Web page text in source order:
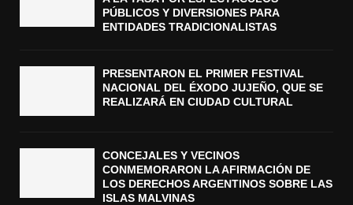
PÚBLICOS Y DIVERSIONES PARA
ENTIDADES TRADICIONALISTAS
PRESENTARON EL PRIMER FESTIVAL
NACIONAL DEL ÉXODO JUJEÑO, QUE SE
REALIZARÁ EN CIUDAD CULTURAL
CONCEJALES Y VECINOS
CONMEMORARON LA AFIRMACIÓN DE
LOS DERECHOS ARGENTINOS SOBRE LAS
ISLAS MALVINAS